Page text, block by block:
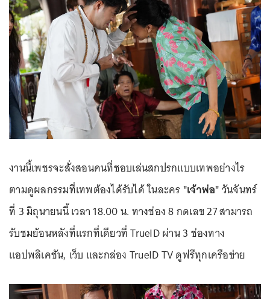
งานนี้เพชรจะสั่งสอนคนที่ชอบเล่นสกปรกแบบเทพอย่างไร
ตามดูผลกรรมที่เทพต้องได้รับได้ ในละคร "เจ้าพ่อ"วันจันทร์
ที่ 3 มิถุนายนนี้ เวลา 18.00 น. ทางช่อง 8 กดเลข 27 สามารถ
รับชมย้อนหลังที่แรกที่เดียวที่ TrueID ผ่าน 3 ช่องทาง
แอปพลิเคชัน, เว็บ และกล่อง TrueID TV ดูฟรีทุกเครือข่าย